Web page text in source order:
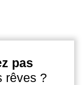
pas
rêves ?